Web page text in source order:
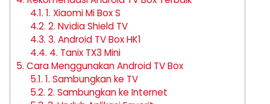
4.1. 1. Xiaomi Mi Box S
4.2. 2. Nvidia Shield TV
4.3. 3. Android TV Box HK1
4.4. 4. Tanix TX3 Mini
5. Cara Menggunakan Android TV Box
5.1. 1. Sambungkan ke TV
5.2. 2. Sambungkan ke Internet